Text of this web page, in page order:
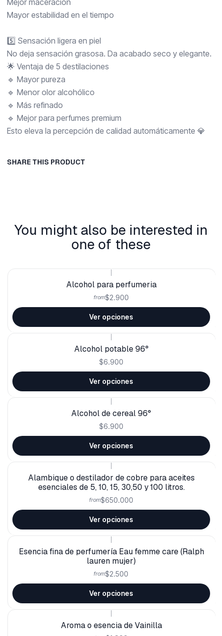
Mejor maceración
Mayor estabilidad en el tiempo
5️⃣ Sensación ligera en piel
No deja sensación grasosa. Da acabado seco y elegante.
🌟 Ventaja de 5 destilaciones
🔹 Mayor pureza
🔹 Menor olor alcohólico
🔹 Más refinado
🔹 Mejor para perfumes premium
Esto eleva la percepción de calidad automáticamente 💎
SHARE THIS PRODUCT
You might also be interested in
one of these
Alcohol para perfumeria
from$2.900
Ver opciones
Alcohol potable 96°
$6.900
Ver opciones
Alcohol de cereal 96°
$6.900
Ver opciones
Alambique o destilador de cobre para aceites
esenciales de 5, 10, 15, 30,50 y 100 litros.
from$650.000
Ver opciones
Esencia fina de perfumería Eau femme care (Ralph
lauren mujer)
from$2.500
Ver opciones
Aroma o esencia de Vainilla